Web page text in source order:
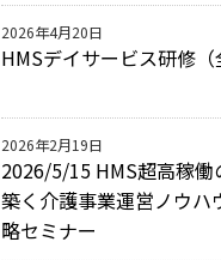
HMSデイサービス研修（
2026年4月20日
2026/5/15 HMS超高稼働
築く介護事業運営ノウハ
略セミナー
2026年2月19日